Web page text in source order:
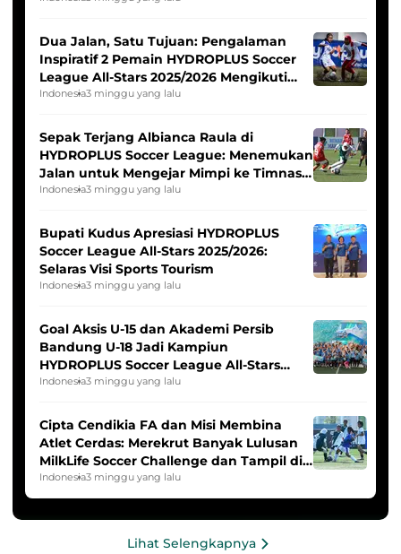
Dua Jalan, Satu Tujuan: Pengalaman
Inspiratif 2 Pemain HYDROPLUS Soccer
League All-Stars 2025/2026 Mengikuti
Seleksi Timnas Indonesia Putri
Indonesia3 minggu yang lalu
Sepak Terjang Albianca Raula di
HYDROPLUS Soccer League: Menemukan
Jalan untuk Mengejar Mimpi ke Timnas
Indonesia Putri
Indonesia3 minggu yang lalu
Bupati Kudus Apresiasi HYDROPLUS
Soccer League All-Stars 2025/2026:
Selaras Visi Sports Tourism
Indonesia3 minggu yang lalu
Goal Aksis U-15 dan Akademi Persib
Bandung U-18 Jadi Kampiun
HYDROPLUS Soccer League All-Stars
2025/2026
Indonesia3 minggu yang lalu
Cipta Cendikia FA dan Misi Membina
Atlet Cerdas: Merekrut Banyak Lulusan
MilkLife Soccer Challenge dan Tampil di
HYDROPLUS Soccer League
Indonesia3 minggu yang lalu
Lihat Selengkapnya